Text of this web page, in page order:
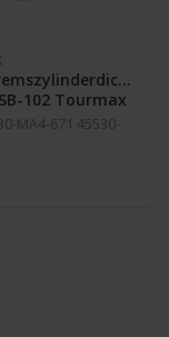
102 Tourmax
MA4-671 45530-